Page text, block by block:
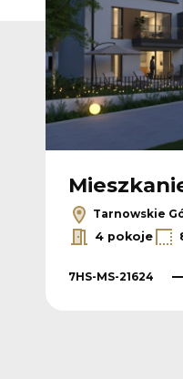
Tarnowskie
4 pokoje
7HS-MS-21624